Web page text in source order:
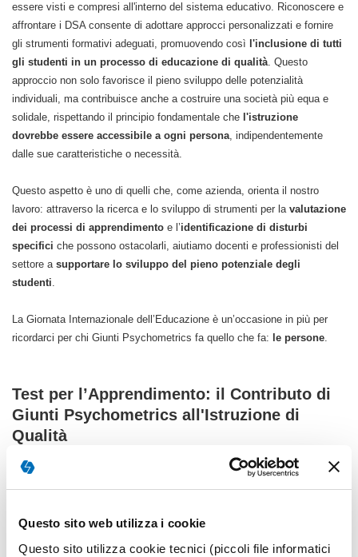
Questo sito web utilizza i cookie
Questo sito utilizza cookie tecnici (piccoli file informatici
essere visti e compresi all'interno del sistema educativo. Riconoscere e
affrontare i DSA consente di adottare approcci personalizzati e fornire
gli strumenti formativi adeguati, promuovendo così l'inclusione di tutti
gli studenti in un processo di educazione di qualità. Questo
approccio non solo favorisce il pieno sviluppo delle potenzialità
individuali, ma contribuisce anche a costruire una società più equa e
solidale, rispettando il principio fondamentale che l'istruzione
dovrebbe essere accessibile a ogni persona, indipendentemente
dalle sue caratteristiche o necessità.
Questo aspetto è uno di quelli che, come azienda, orienta il nostro
lavoro: attraverso la ricerca e lo sviluppo di strumenti per la valutazione
dei processi di apprendimento e l’identificazione di disturbi
specifici che possono ostacolarli, aiutiamo docenti e professionisti del
settore a supportare lo sviluppo del pieno potenziale degli
studenti.
La Giornata Internazionale dell’Educazione è un’occasione in più per
ricordarci per chi Giunti Psychometrics fa quello che fa: le persone.
Test per l’Apprendimento: il Contributo di
Giunti Psychometrics all'Istruzione di
Qualità
test per l’apprendimento di Giunti Psychometrics, riportati nel
forniscono un approccio accurato e scientificamente validato per
identificare le sfide legate ai Disturbi Specifici di Apprendimento (DSA).